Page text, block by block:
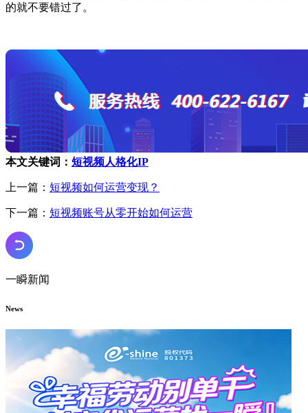
的就不要错过了。
本文关键词： 短视频人格化IP
上一篇： 短视频如何运营变现？
下一篇： 短视频账号从零开始如何运营
一瞬新闻
News